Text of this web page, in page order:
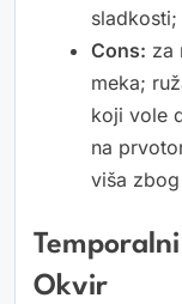
Cons: za
meka;
koji vole
na
viša
Okvir